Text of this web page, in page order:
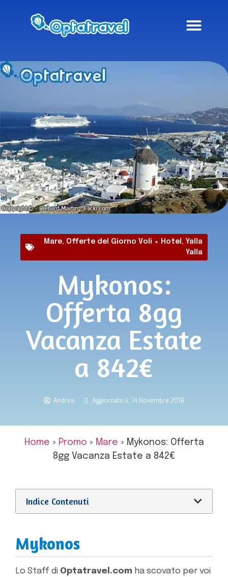
Mare, Offerte del Giorno Voli + Hotel , Yalla
Yalla
Mykonos:
Offerta 8gg
Vacanza Estate
a 842€
Andrea Aggiornato il: 14 Novembre 2018
Home » Promo » Mare » Mykonos: Offerta
8gg Vacanza Estate a 842€
Indice Contenuti
Mykonos
Lo Staff di Optatravel.com ha scovato per voi